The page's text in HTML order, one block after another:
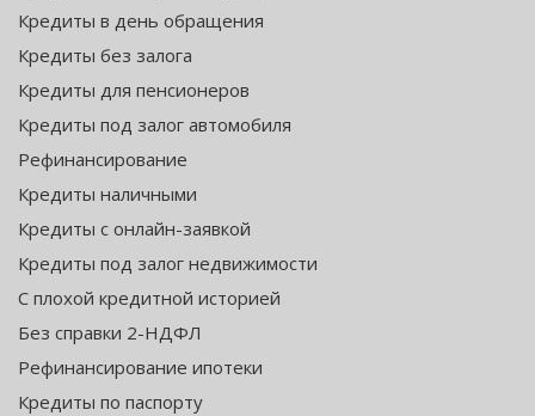
Кредиты в день обращения
Кредиты без залога
Кредиты для пенсионеров
Кредиты под залог автомобиля
Рефинансирование
Кредиты наличными
Кредиты с онлайн-заявкой
Кредиты под залог недвижимости
С плохой кредитной историей
Без справки 2-НДФЛ
Рефинансирование ипотеки
Кредиты по паспорту